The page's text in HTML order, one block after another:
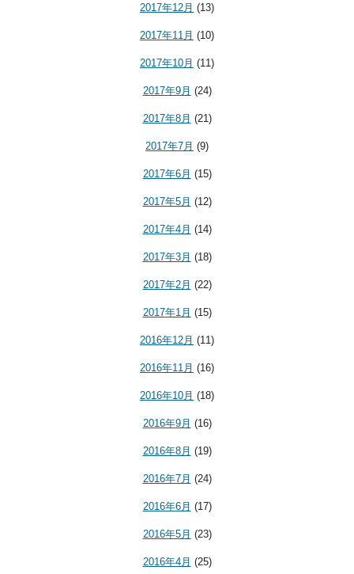
2017年12月 (13)
2017年11月 (10)
2017年10月 (11)
2017年9月 (24)
2017年8月 (21)
2017年7月 (9)
2017年6月 (15)
2017年5月 (12)
2017年4月 (14)
2017年3月 (18)
2017年2月 (22)
2017年1月 (15)
2016年12月 (11)
2016年11月 (16)
2016年10月 (18)
2016年9月 (16)
2016年8月 (19)
2016年7月 (24)
2016年6月 (17)
2016年5月 (23)
2016年4月 (25)